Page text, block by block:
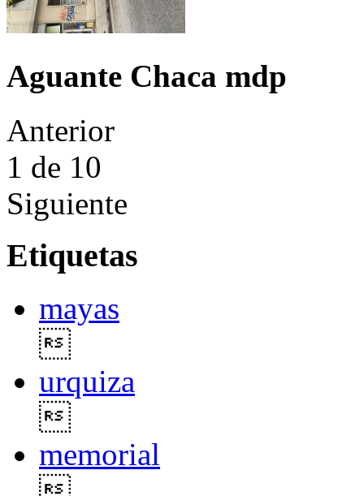
Aguante Chaca mdp
Anterior
1 de 10
Siguiente
Etiquetas
mayas
urquiza
memorial